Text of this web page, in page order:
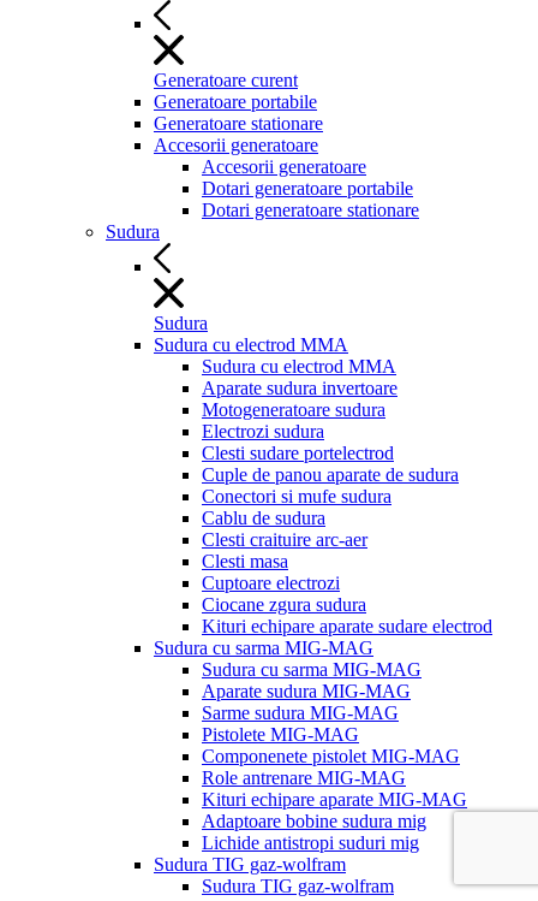
Generatoare curent
Generatoare portabile
Generatoare stationare
Accesorii generatoare
Accesorii generatoare
Dotari generatoare portabile
Dotari generatoare stationare
Sudura
Sudura
Sudura cu electrod MMA
Sudura cu electrod MMA
Aparate sudura invertoare
Motogeneratoare sudura
Electrozi sudura
Clesti sudare portelectrod
Cuple de panou aparate de sudura
Conectori si mufe sudura
Cablu de sudura
Clesti craituire arc-aer
Clesti masa
Cuptoare electrozi
Ciocane zgura sudura
Kituri echipare aparate sudare electrod
Sudura cu sarma MIG-MAG
Sudura cu sarma MIG-MAG
Aparate sudura MIG-MAG
Sarme sudura MIG-MAG
Pistolete MIG-MAG
Componenete pistolet MIG-MAG
Role antrenare MIG-MAG
Kituri echipare aparate MIG-MAG
Adaptoare bobine sudura mig
Lichide antistropi suduri mig
Sudura TIG gaz-wolfram
Sudura TIG gaz-wolfram